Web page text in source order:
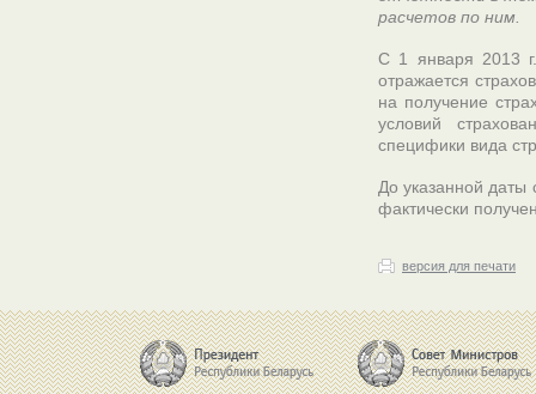
расчетов по ним.
С 1 января 2013 г.
отражается
на получение
условий
специфики вида
До указанной даты
фактически
версия для печати